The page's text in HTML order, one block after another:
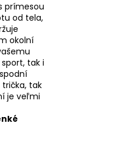
prímesou
od tela,
okolní
tak i
tak
je veľmi